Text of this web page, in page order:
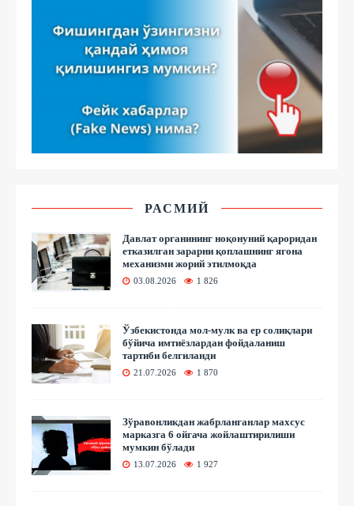
РАСМИЙ
Давлат органининг ноқонуний қароридан
етказилган зарарни қоплашнинг ягона
механизми жорий этилмоқда
03.08.2026 1 826
Ўзбекистонда мол-мулк ва ер солиқлари
бўйича имтиёзлардан фойдаланиш
тартиби белгиланди
21.07.2026 1 870
Зўравонликдан жабрланганлар махсус
марказга 6 ойгача жойлаштирилиши
мумкин бўлади
13.07.2026 1 927